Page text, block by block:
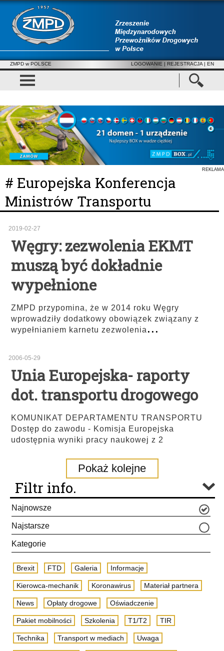
ZMPD w POLSCE LOGOWANIE | REJESTRACJA | EN
REKLAMA
# Europejska Konferencja
Ministrów Transportu
2019-02-27
Węgry: zezwolenia EKMT
muszą być dokładnie
wypełnione
ZMPD przypomina, że w 2014 roku Węgry
wprowadziły dodatkowy obowiązek związany z
wypełnianiem karnetu zezwolenia...
2006-05-29
Unia Europejska- raporty
dot. transportu drogowego
KOMUNIKAT DEPARTAMENTU TRANSPORTU
Dostęp do zawodu - Komisja Europejska
udostępnia wyniki pracy naukowej z 2
Pokaż kolejne
Filtr info.
Najnowsze
Najstarsze
Kategorie
Brexit FTD Galeria Informacje
Kierowca-mechanik Koronawirus Materiał partnera
News Opłaty drogowe Oświadczenie
Pakiet mobilności Szkolenia T1/T2 TIR
Technika Transport w mediach Uwaga